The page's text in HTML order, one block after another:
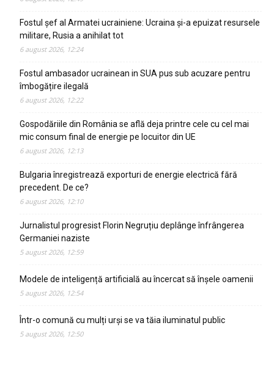
Fostul șef al Armatei ucrainiene: Ucraina și-a epuizat resursele
militare, Rusia a anihilat tot
6 august 2026, 12:24
Fostul ambasador ucrainean in SUA pus sub acuzare pentru
îmbogățire ilegală
6 august 2026, 12:22
Gospodăriile din România se află deja printre cele cu cel mai
mic consum final de energie pe locuitor din UE
6 august 2026, 12:13
Bulgaria înregistrează exporturi de energie electrică fără
precedent. De ce?
6 august 2026, 12:10
Jurnalistul progresist Florin Negruțiu deplânge înfrângerea
Germaniei naziste
5 august 2026, 12:59
Modele de inteligență artificială au încercat să înșele oamenii
5 august 2026, 12:54
Într-o comună cu mulți urși se va tăia iluminatul public
5 august 2026, 12:50